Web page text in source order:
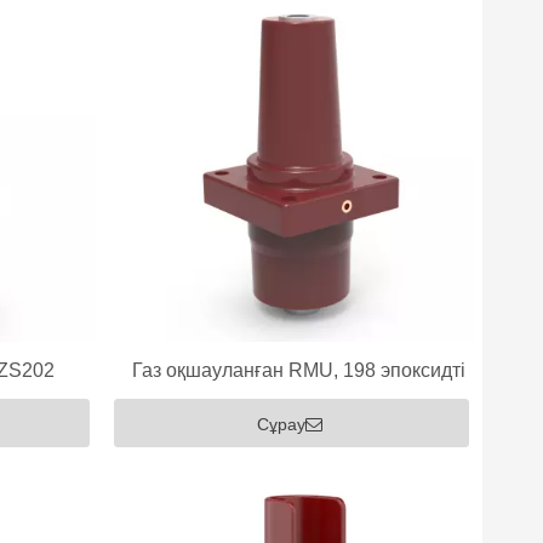
Газ оқшауланған RMU, 198 эпоксидті
втулка
Сұрау
1250А